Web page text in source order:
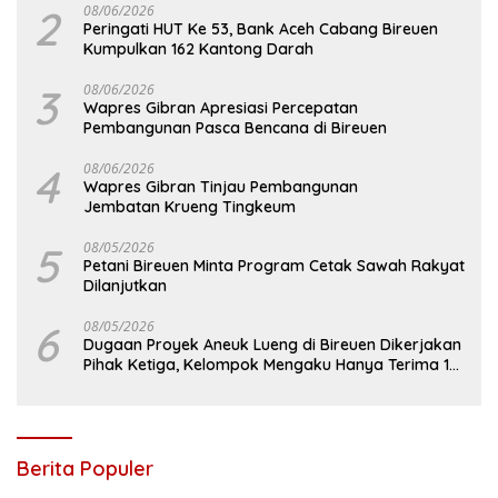
2 08/06/2026
Peringati HUT Ke 53, Bank Aceh Cabang Bireuen
Kumpulkan 162 Kantong Darah
3 08/06/2026
Wapres Gibran Apresiasi Percepatan
Pembangunan Pasca Bencana di Bireuen
4 08/06/2026
Wapres Gibran Tinjau Pembangunan
Jembatan Krueng Tingkeum
5 08/05/2026
Petani Bireuen Minta Program Cetak Sawah Rakyat
Dilanjutkan
6 08/05/2026
Dugaan Proyek Aneuk Lueng di Bireuen Dikerjakan
Pihak Ketiga, Kelompok Mengaku Hanya Terima 10
Berita Populer